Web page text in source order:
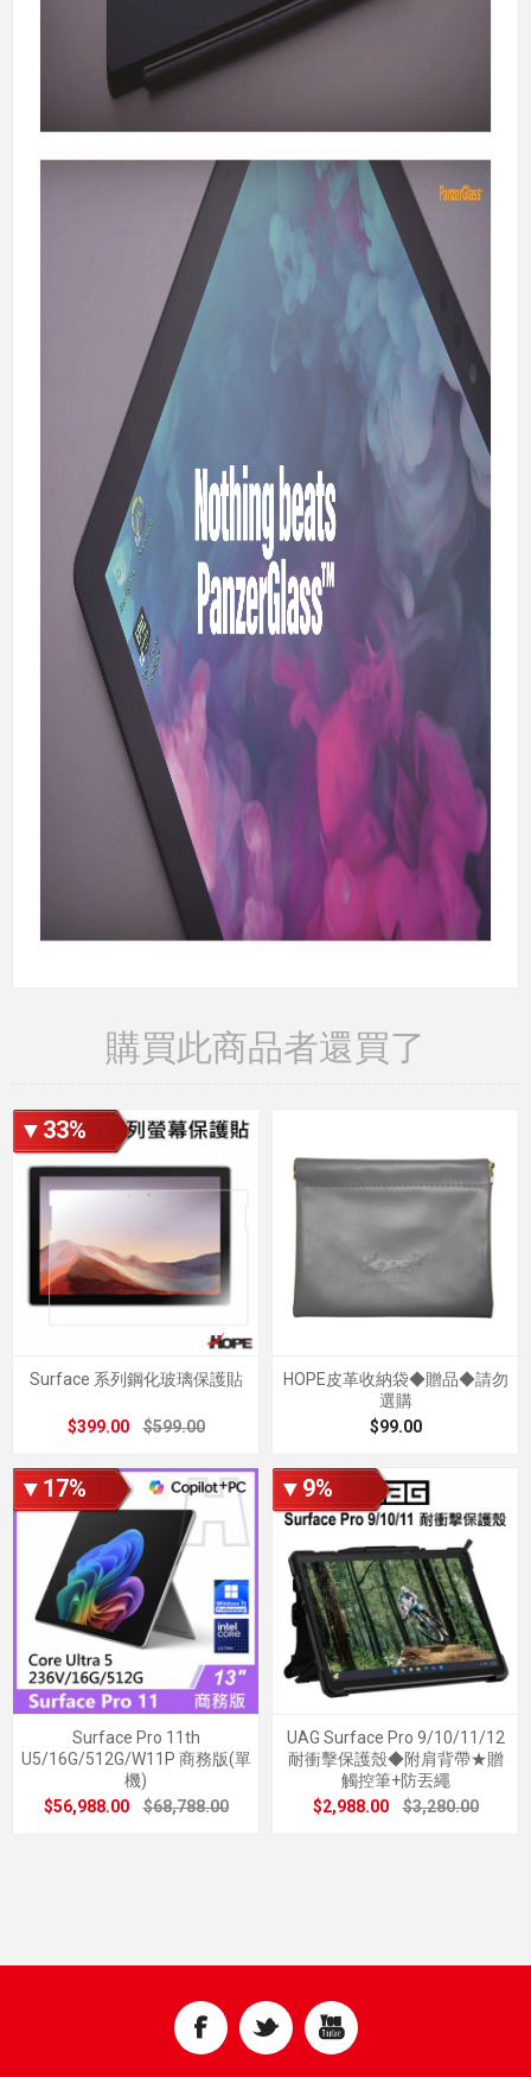
購買此商品者還買了
▼33%
Surface 系列鋼化玻璃保護貼
$399.00 $599.00
HOPE皮革收納袋◆贈品◆請勿
選購
$99.00
▼17%
Surface Pro 11th
U5/16G/512G/W11P 商務版(單
機)
$56,988.00
$68,788.00
▼9%
UAG Surface Pro 9/10/11/12
耐衝擊保護殼◆附肩背帶★贈
觸控筆+防丟繩
$2,988.00
$3,280.00